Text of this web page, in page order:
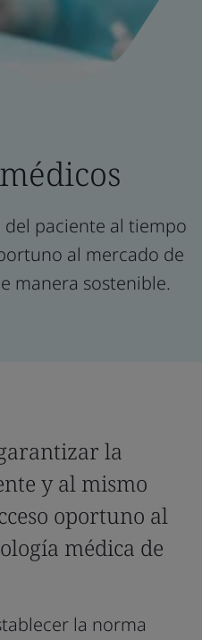
paciente al tiempo
al mercado de
manera sostenible.
la
y al mismo
oportuno al
médica de
la norma